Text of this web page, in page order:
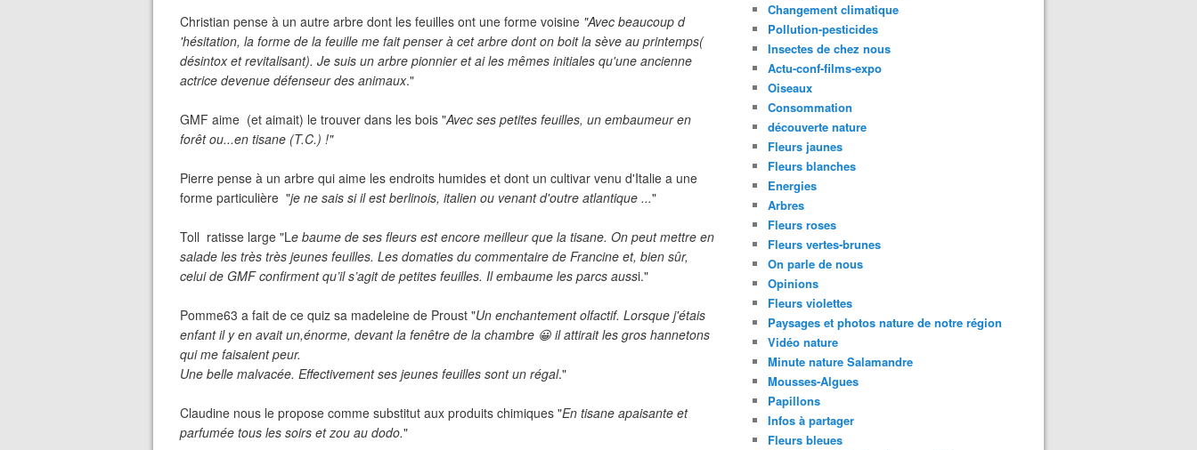
Christian pense à un autre arbre dont les feuilles ont une forme voisine "Avec beaucoup d
'hésitation, la forme de la feuille me fait penser à cet arbre dont on boit la sève au printemps(
désintox et revitalisant). Je suis un arbre pionnier et ai les mêmes initiales qu'une ancienne
actrice devenue défenseur des animaux."
GMF aime (et aimait) le trouver dans les bois "Avec ses petites feuilles, un embaumeur en
forêt ou...en tisane (T.C.) !"
Pierre pense à un arbre qui aime les endroits humides et dont un cultivar venu d'Italie a une
forme particulière "je ne sais si il est berlinois, italien ou venant d'outre atlantique ..."
Toll ratisse large "Le baume de ses fleurs est encore meilleur que la tisane. On peut mettre en
salade les très très jeunes feuilles. Les domaties du commentaire de Francine et, bien sûr,
celui de GMF confirment qu’il s’agit de petites feuilles. Il embaume les parcs aussi."
Pomme63 a fait de ce quiz sa madeleine de Proust "Un enchantement olfactif. Lorsque j'étais
enfant il y en avait un,énorme, devant la fenêtre de la chambre 😀 il attirait les gros hannetons
qui me faisaient peur.
Une belle malvacée. Effectivement ses jeunes feuilles sont un régal."
Claudine nous le propose comme substitut aux produits chimiques "En tisane apaisante et
parfumée tous les soirs et zou au dodo."
Changement climatique
Pollution-pesticides
Insectes de chez nous
Actu-conf-films-expo
Oiseaux
Consommation
découverte nature
Fleurs jaunes
Fleurs blanches
Energies
Arbres
Fleurs roses
Fleurs vertes-brunes
On parle de nous
Opinions
Fleurs violettes
Paysages et photos nature de notre région
Vidéo nature
Minute nature Salamandre
Mousses-Algues
Papillons
Infos à partager
Fleurs bleues